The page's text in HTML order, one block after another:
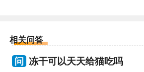
相关问答
问 冻干可以天天给猫吃吗